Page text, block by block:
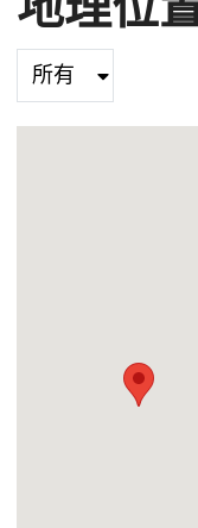
地理位
Select category